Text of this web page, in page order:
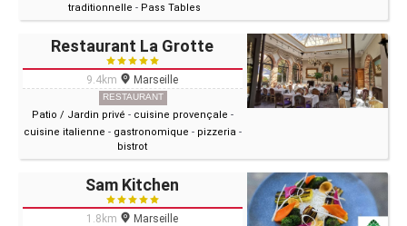
traditionnelle - Pass Tables
Restaurant La Grotte
9.4km Marseille
RESTAURANT
Patio / Jardin privé - cuisine provençale -
cuisine italienne - gastronomique - pizzeria -
bistrot
Sam Kitchen
1.8km Marseille